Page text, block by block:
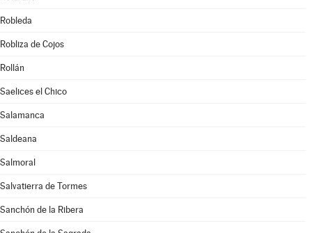
Robleda
Robliza de Cojos
Rollán
Saelices el Chico
Salamanca
Saldeana
Salmoral
Salvatierra de Tormes
Sanchón de la Ribera